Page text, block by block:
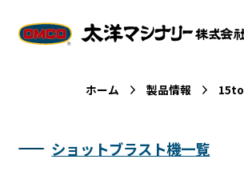
ホーム 製品情報
ショットブラスト機一覧